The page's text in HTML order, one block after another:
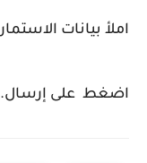
املأ بيانات
اضغط على إرسال.